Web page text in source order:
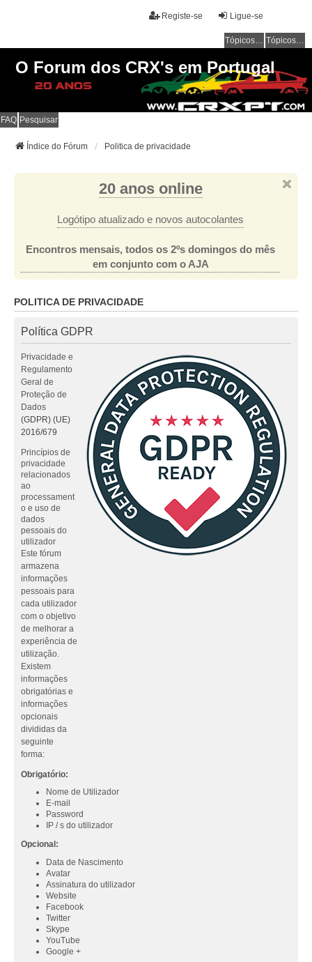
Ligue-se
Registe-se
Tópicos sem resposta Tópicos ativos
O Forum dos CRX's em Portugal
FAQ Pesquisar
Índice do Fórum Politica de privacidade
20 anos online
Logótipo atualizado e novos autocolantes
Encontros mensais, todos os 2ºs domingos do mês
em conjunto com o AJA
POLITICA DE PRIVACIDADE
Política GDPR
Privacidade e
Regulamento
Geral de
Proteção de
Dados
(GDPR) (UE)
2016/679
Princípios de
privacidade
relacionados
ao
processament
o e uso de
dados
pessoais do
utilizador
Este fórum
armazena
informações
pessoais para
cada utilizador
com o objetivo
de melhorar a
experiência de
utilização.
Existem
informações
obrigatórias e
informações
opcionais
divididas da
seguinte
forma:
Obrigatório:
Nome de Utilizador
E-mail
Password
IP / s do utilizador
Opcional:
Data de Nascimento
Avatar
Assinatura do utilizador
Website
Facebook
Twitter
Skype
YouTube
Google +